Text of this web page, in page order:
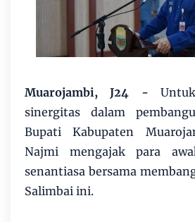
Muarojambi, J24 -
sinergitas dalam
Bupati Kabupaten
Najmi mengajak para
senantiasa bersama
Salimbai ini.